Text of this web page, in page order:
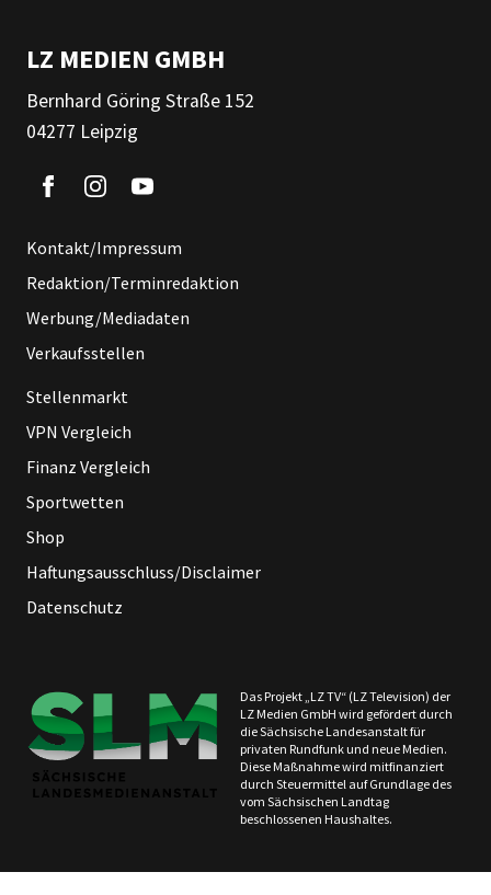
LZ MEDIEN GMBH
Bernhard Göring Straße 152
04277 Leipzig
Kontakt/Impressum
Redaktion/Terminredaktion
Werbung/Mediadaten
Verkaufsstellen
Stellenmarkt
VPN Vergleich
Finanz Vergleich
Sportwetten
Shop
Haftungsausschluss/Disclaimer
Datenschutz
Das Projekt „LZ TV“ (LZ Television) der
LZ Medien GmbH wird gefördert durch
die Sächsische Landesanstalt für
privaten Rundfunk und neue Medien.
Diese Maßnahme wird mitfinanziert
durch Steuermittel auf Grundlage des
vom Sächsischen Landtag
beschlossenen Haushaltes.